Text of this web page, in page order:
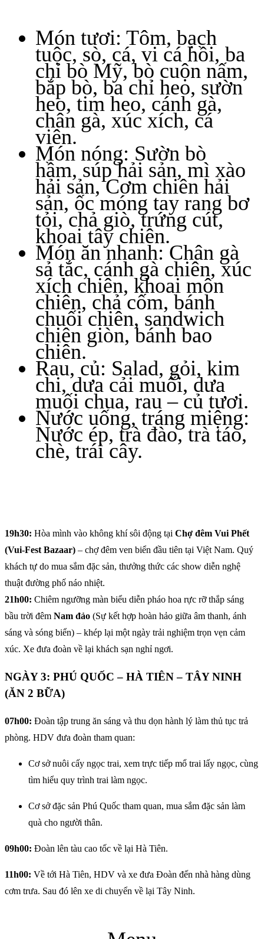
Món tươi: Tôm, bạch
tuộc, sò, cá, vi cá hồi, ba
chỉ bò Mỹ, bò cuộn nấm,
bắp bò, ba chỉ heo, sườn
heo, tim heo, cánh gà,
chân gà, xúc xích, cá
viên.
Món nóng: Sườn bò
hầm, súp hải sản, mì xào
hải sản, Cơm chiên hải
sản, ốc móng tay rang bơ
tỏi, chả giò, trứng cút,
khoai tây chiên.
Món ăn nhanh: Chân gà
sả tắc, cánh gà chiên, xúc
xích chiên, khoai môn
chiên, chả cốm, bánh
chuối chiên, sandwich
chiên giòn, bánh bao
chiên.
Rau, củ: Salad, gỏi, kim
chi, dưa cải muối, dưa
muối chua, rau – củ tươi.
Nước uống, tráng miệng:
Nước ép, trà đào, trà táo,
chè, trái cây.
19h30: Hòa mình vào không khí sôi động tại Chợ đêm Vui Phết
(Vui-Fest Bazaar) – chợ đêm ven biển đầu tiên tại Việt Nam. Quý
khách tự do mua sắm đặc sản, thưởng thức các show diễn nghệ
thuật đường phố náo nhiệt.
21h00: Chiêm ngưỡng màn biểu diễn pháo hoa rực rỡ thắp sáng
bầu trời đêm Nam đảo (Sự kết hợp hoàn hảo giữa âm thanh, ánh
sáng và sóng biển) – khép lại một ngày trải nghiệm trọn vẹn cảm
xúc. Xe đưa đoàn về lại khách sạn nghỉ ngơi.
NGÀY 3: PHÚ QUỐC – HÀ TIÊN – TÂY NINH
(ĂN 2 BỮA)
07h00: Đoàn tập trung ăn sáng và thu dọn hành lý làm thủ tục trả
phòng. HDV đưa đoàn tham quan:
Cơ sở nuôi cấy ngọc trai, xem trực tiếp mổ trai lấy ngọc, cùng
tìm hiểu quy trình trai làm ngọc.
Cơ sở đặc sản Phú Quốc tham quan, mua sắm đặc sản làm
quà cho người thân.
09h00: Đoàn lên tàu cao tốc về lại Hà Tiên.
11h00: Về tới Hà Tiên, HDV và xe đưa Đoàn đến nhà hàng dùng
cơm trưa. Sau đó lên xe di chuyển về lại Tây Ninh.